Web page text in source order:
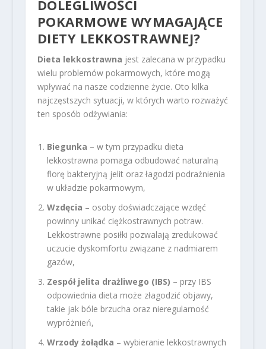
DOLEGLIWOŚCI
POKARMOWE WYMAGAJĄCE
DIETY LEKKOSTRAWNEJ?
Dieta lekkostrawna jest zalecana w przypadku
wielu problemów pokarmowych, które mogą
wpływać na nasze codzienne życie. Oto kilka
najczęstszych sytuacji, w których warto rozważyć
ten sposób odżywiania:
Biegunka – w tym przypadku dieta
lekkostrawna pomaga odbudować naturalną
florę bakteryjną jelit oraz łagodzi podrażnienia
w układzie pokarmowym,
Wzdęcia – osoby doświadczające wzdęć
powinny unikać ciężkostrawnych potraw.
Lekkostrawne posiłki pozwalają zredukować
uczucie dyskomfortu związane z nadmiarem
gazów,
Zespół jelita drażliwego (IBS) – przy IBS
odpowiednia dieta może złagodzić objawy,
takie jak bóle brzucha oraz nieregularność
wypróżnień,
Wrzody żołądka – wybieranie lekkostrawnych